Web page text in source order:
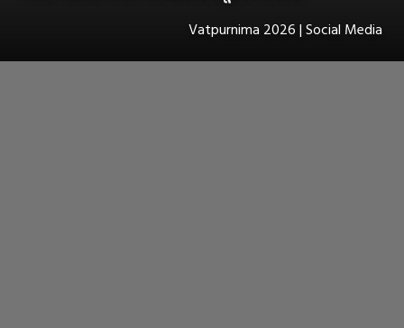
Vatpurnima 2026 | Social Media